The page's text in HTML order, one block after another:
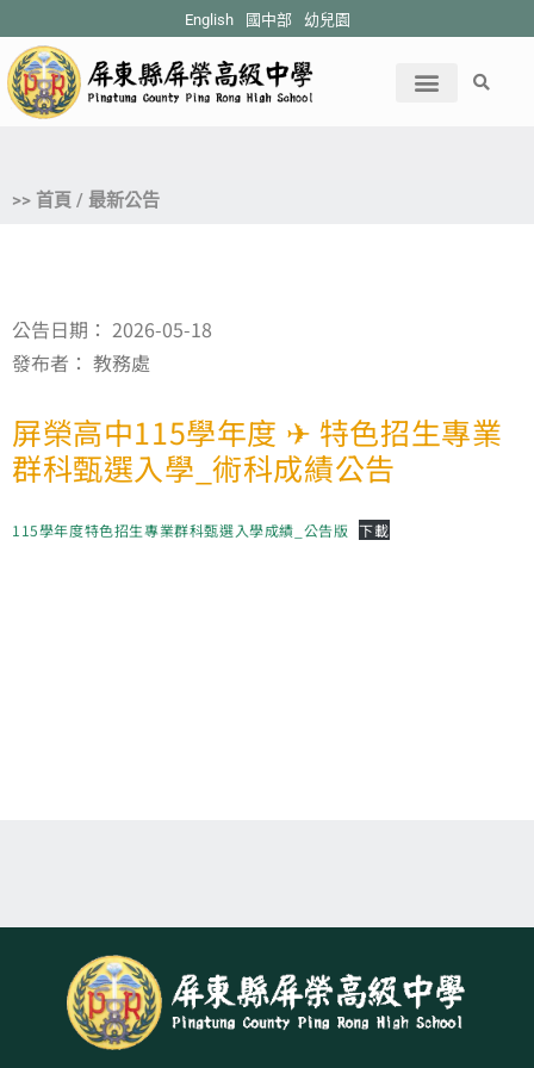
English 國中部 幼兒園
>> 首頁 / 最新公告
公告日期： 2026-05-18
發布者： 教務處
屏榮高中115學年度 ✈︎ 特色招生專業
群科甄選入學_術科成績公告
115學年度特色招生專業群科甄選入學成績_公告版 下載